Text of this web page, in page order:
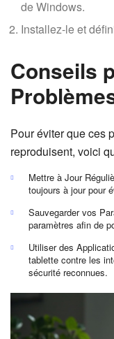
de Windows.
Installez-le et
Conseils
Pour éviter que ces
reproduisent, voici
Mettre à Jour
toujours à jour pour
Sauvegarder vos
paramètres afin de
Utiliser des
tablette contre les
sécurité reconnues.